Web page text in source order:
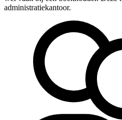
administratiekantoor.